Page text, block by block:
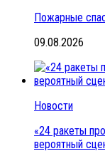
Пожарные
09.08.2026
Новости
«24 ракеты
вероятный